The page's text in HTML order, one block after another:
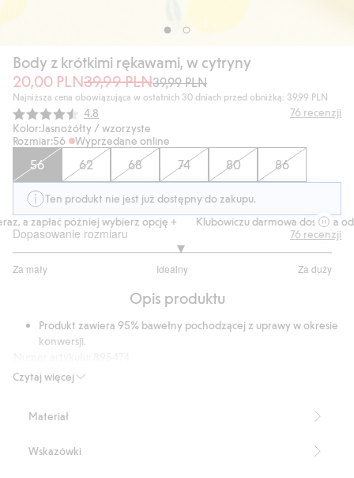
Body z krótkimi rękawami, w cytryny
20,00 PLN39,99 PLN39,99 PLN
Najniższa cena obowiązująca w ostatnich 30 dniach przed obniżką: 39,99 PLN
Średnia ocena:
4.8 76 recenzji
Kolor:Jasnożółty / wzorzyste
Rozmiar:56 Wyprzedane online
56 62 68 74 80 86
Ten produkt nie jest już dostępny do zakupu.
a zapłać później wybierz opcję +
Klubowiczu darmowa dostawa od
Dopasowanie rozmiaru
Za mały Idealny Za duży
na
60
głosów
76 recenzji
Opis produktu
Czytaj więcej
Produkt zawiera 95% bawełny pochodzącej z uprawy w okresie
konwersji.
Organic cotton In-conversion- GOTS
Materiał
Wskazówki